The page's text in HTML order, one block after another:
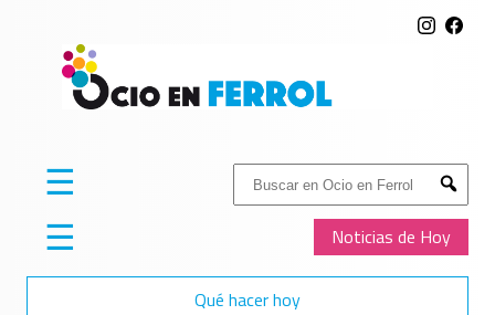
Buscar:
Submit
Noticias de Hoy
☰
☰
Qué hacer hoy